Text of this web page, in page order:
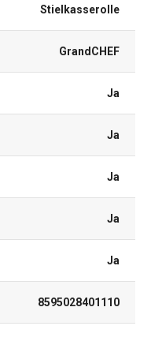
Stielkasserolle
GrandCHEF
Ja
Ja
Ja
Ja
Ja
8595028401110